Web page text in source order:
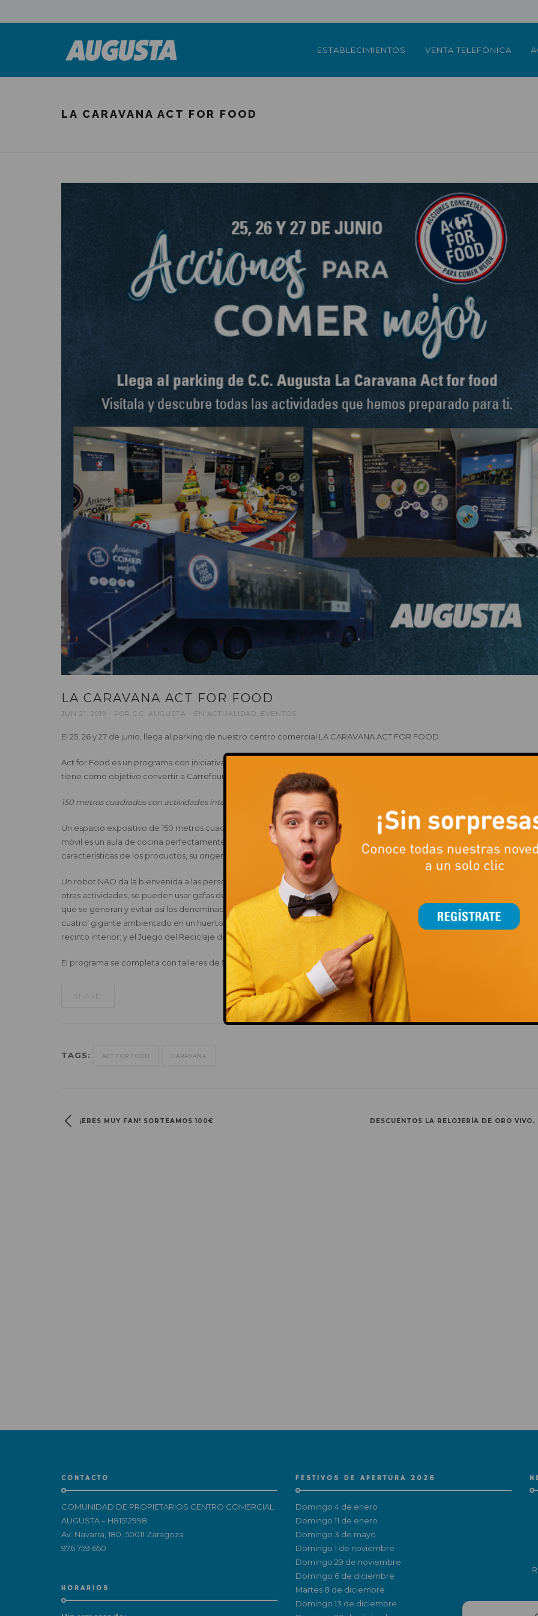
ESTABLECIMIENTOS VENTA TELEFÓNICA
LA CARAVANA ACT FOR FOOD
LA CARAVANA ACT FOR FOOD
JUN 21, 2019 POR C.C. AUGUSTA EN ACTUALIDAD EVENTOS
El 25, 26 y 27 de junio, llega al parking de nuestro centro comercial LA CARAVANA ACT FOR FOOD.
Act for Food es un programa con iniciativas concretas enfocadas hacia una dieta más saludable, variada y responsable, y
tiene como objetivo convertir a Carrefour en líder mundial de la transición alimentaria.
150 metros cuadrados con actividades interactivas
Un espacio expositivo de 150 metros cuadrados donde interactuar a través de actividades lúdicas y participativas. La
móvil es un aula de cocina perfectamente equipada para que cocinar sano sea divertido, valorando en cada elaboración
características de los productos, su origen y su modo de producción.
Un robot NAO da la bienvenida a las personas que acceden a la caravana con consejos sobre alimentación saludable.
otras actividades, se pueden usar gafas de realidad virtual para dirigir una granja; o jugar a separar correctamente los
que se generan y evitar así los denominados ‘impropios’ en los contenedores de reciclaje. Además, en el exterior un
cuatro’ gigante ambientado en un huerto escolar pone a prueba los conocimientos sobre alimentación adquiridos en el
recinto interior; y el Juego del Reciclaje demuestra que cuidar el medio ambiente también puede ser divertido.
El programa se completa con talleres de 50 minutos de duración relacionados con hábitos de vida saludables.
SHARE:
TAGS: ACT FOR FOOD CARAVANA
¡ERES MUY FAN! SORTEAMOS 100€ DESCUENTOS LA RELOJERÍA DE ORO VIVO.
CONTACTO
COMUNIDAD DE PROPIETARIOS CENTRO COMERCIAL
AUGUSTA – H81512998
Av. Navarra, 180, 50011 Zaragoza
976 759 650
HORARIOS
FESTIVOS DE APERTURA 2026
Domingo 4 de enero
Domingo 11 de enero
Domingo 3 de mayo
Domingo 1 de noviembre
Domingo 29 de noviembre
Domingo 6 de diciembre
Martes 8 de diciembre
Domingo 13 de diciembre